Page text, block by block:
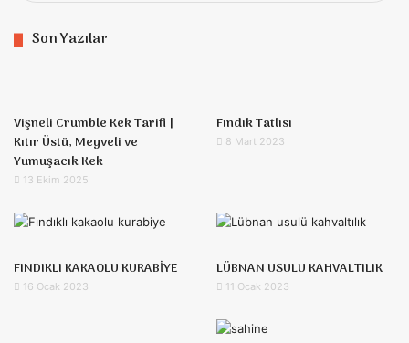
Son Yazılar
Vişneli Crumble Kek Tarifi |
Kıtır Üstü, Meyveli ve
Yumuşacık Kek
13 Ekim 2025
Fındık Tatlısı
8 Mart 2023
FINDIKLI KAKAOLU KURABİYE
16 Ocak 2023
LÜBNAN USULU KAHVALTILIK
11 Ocak 2023